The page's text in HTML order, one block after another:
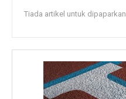
Tiada artikel untuk dipaparkan